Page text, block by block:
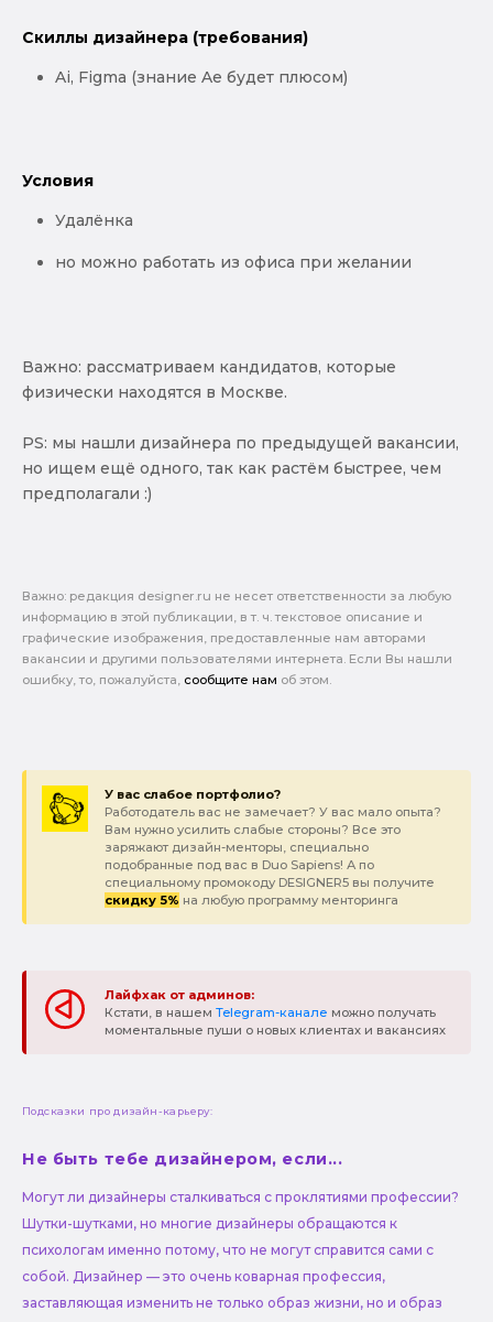
Скиллы дизайнера (требования)
Ai, Figma (знание Ae будет плюсом)
Условия
Удалёнка
но можно работать из офиса при желании
Важно: рассматриваем кандидатов, которые
физически находятся в Москве.
PS: мы нашли дизайнера по предыдущей вакансии,
но ищем ещё одного, так как растём быстрее, чем
предполагали :)
Важно: pедакция designer.ru не несет ответственности за любую
информацию в этой публикации, в т. ч. текстовое описание и
графические изображения, предоставленные нам авторами
вакансии и другими пользователями интернета. Если Вы нашли
ошибку, то, пожалуйста, сообщите нам об этом.
У вас слабое портфолио?
Работодатель вас не замечает? У вас мало опыта?
Вам нужно усилить слабые стороны? Все это
заряжают дизайн-менторы, специально
подобранные под вас в Duo Sapiens! А по
специальному промокоду DESIGNER5 вы получите
скидку 5% на любую программу менторинга
Лайфхак от админов:
Кстати, в нашем Telegram-канале можно получать
моментальные пуши о новых клиентах и вакансиях
Подсказки про дизайн-карьеру:
Не быть тебе дизайнером, если...
Могут ли дизайнеры сталкиваться с проклятиями профессии?
Шутки-шутками, но многие дизайнеры обращаются к
психологам именно потому, что не могут справится сами с
собой. Дизайнер — это очень коварная профессия,
заставляющая изменить не только образ жизни, но и образ